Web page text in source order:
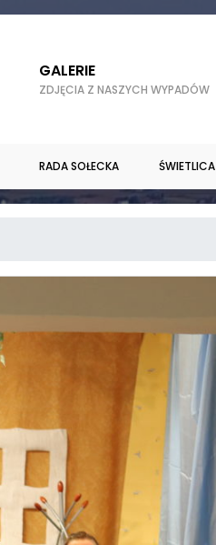
GALERIE
ZDJĘCIA Z NASZYCH WYPADÓW
RADA SOŁECKA ŚWIETLICA